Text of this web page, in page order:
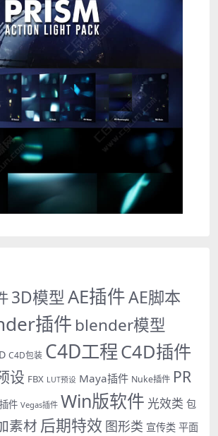
3D模型AE插件AE脚本
插件 blender模型
C4D包装 C4D工程C4D插件
设 FBX LUT预设 Maya插件 Nuke插件 PR
件 Vegas插件 Win版软件 光效类 包
素材 后期特效 图形类 宣传类 平面